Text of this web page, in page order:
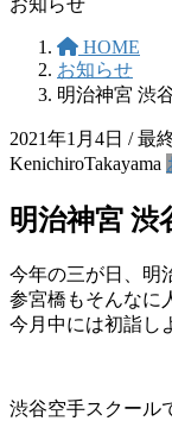
お知らせ
HOME
お知らせ
明治神宮 渋
2021年1月4日 / 最
KenichiroTakayama
明治神宮 渋
今年の三が日、明
参宮橋もそんなに
今月中には初詣し
渋谷空手スクール